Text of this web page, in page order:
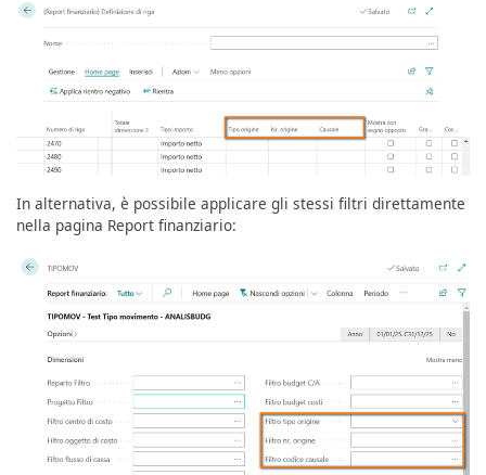
In alternativa, è possibile applicare gli stessi filtri direttamente
nella pagina Report finanziario: